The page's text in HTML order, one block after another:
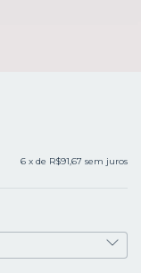
6 x de R$91,67 sem juros